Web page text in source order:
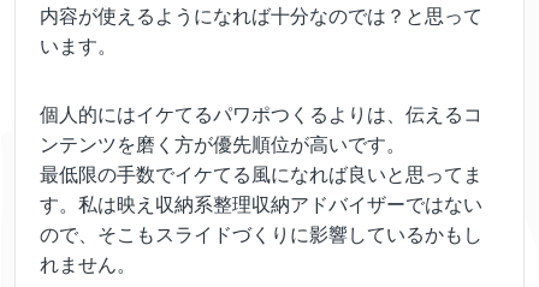
内容が使えるようになれば十分なのでは？と思って
います。
個人的にはイケてるパワポつくるよりは、伝えるコ
ンテンツを磨く方が優先順位が高いです。
最低限の手数でイケてる風になれば良いと思ってま
す。私は映え収納系整理収納アドバイザーではない
ので、そこもスライドづくりに影響しているかもし
れません。